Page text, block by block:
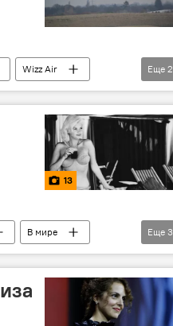
Wizz Air
Еще 2
13
В мире
Еще 3